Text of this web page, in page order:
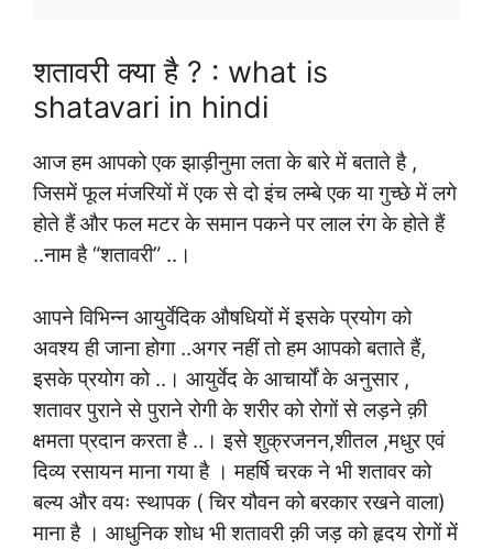
शतावरी क्या है ? : what is
shatavari in hindi
आज हम आपको एक झाड़ीनुमा लता के बारे में बताते है ,
जिसमें फूल मंजरियों में एक से दो इंच लम्बे एक या गुच्छे में लगे
होते हैं और फल मटर के समान पकने पर लाल रंग के होते हैं
..नाम है “शतावरी” .. ।
आपने विभिन्न आयुर्वेदिक औषधियों में इसके प्रयोग को
अवश्य ही जाना होगा ..अगर नहीं तो हम आपको बताते हैं,
इसके प्रयोग को .. । आयुर्वेद के आचार्यों के अनुसार ,
शतावर पुराने से पुराने रोगी के शरीर को रोगों से लड़ने क़ी
क्षमता प्रदान करता है .. । इसे शुक्रजनन,शीतल ,मधुर एवं
दिव्य रसायन माना गया है । महर्षि चरक ने भी शतावर को
बल्य और वयः स्थापक ( चिर यौवन को बरकार रखने वाला)
माना है । आधुनिक शोध भी शतावरी क़ी जड़ को हृदय रोगों में